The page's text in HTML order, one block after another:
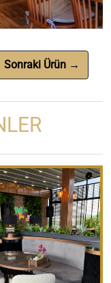
Sonraki Ürün →